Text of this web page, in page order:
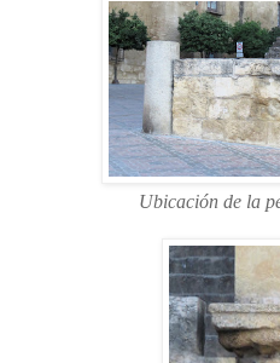
Ubicación de la